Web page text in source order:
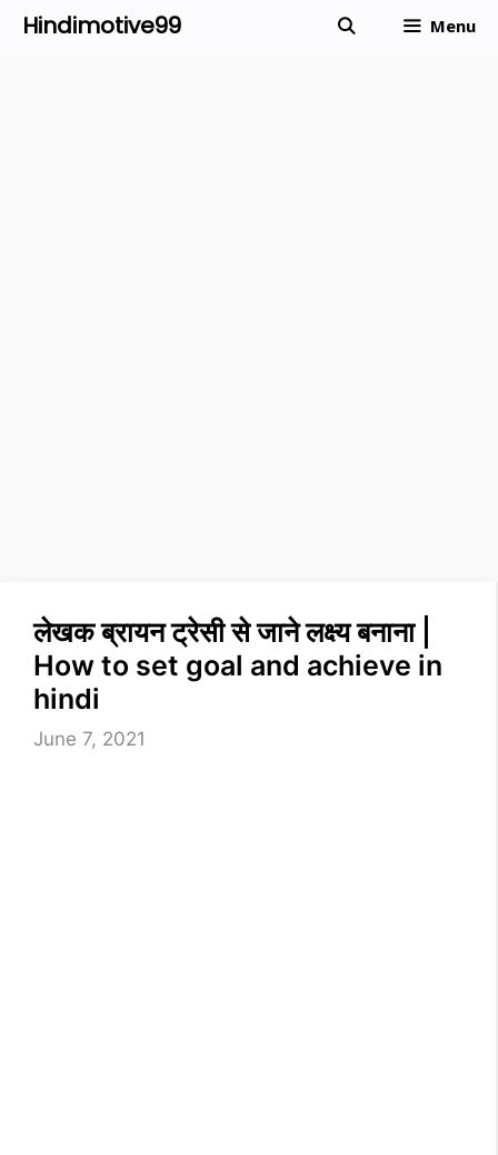
SkipHindimotive99 Menu
लेखक ब्रायन ट्रेसी से जाने लक्ष्य बनाना |
How to set goal and achieve in
hindi
June 7, 2021